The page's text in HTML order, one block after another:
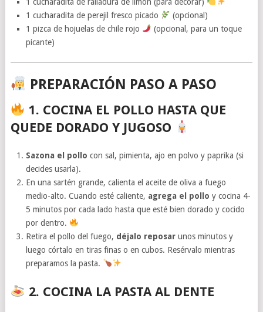
1 cucharadita de perejil fresco picado
(opcional)
1 pizca de hojuelas de chile rojo
(opcional, para un toque
picante)
PREPARACIÓN PASO A PASO
1. COCINA EL POLLO HASTA QUE
QUEDE DORADO Y JUGOSO
Sazona el pollo con sal, pimienta, ajo en polvo y paprika (si
decides usarla).
En una sartén grande, calienta el aceite de oliva a fuego
medio-alto. Cuando esté caliente, agrega el pollo y cocina 4-
5 minutos por cada lado hasta que esté bien dorado y cocido
por dentro.
Retira el pollo del fuego, déjalo reposar unos minutos y
luego córtalo en tiras finas o en cubos. Resérvalo mientras
preparamos la pasta.
2. COCINA LA PASTA AL DENTE